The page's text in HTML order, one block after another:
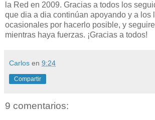
la Red en 2009. Gracias a todos los
que dia a dia continúan apoyando y a los
ocasionales por hacerlo posible, y
mientras haya fuerzas. ¡Gracias a todos!
Carlos en 9:24
Compartir
9 comentarios: